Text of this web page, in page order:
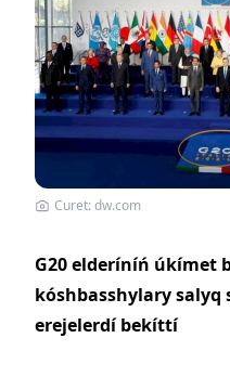
Curet: dw.com
G20 elderíníń úkímet
kóshbasshylary salyq
erejelerdí bekíttí